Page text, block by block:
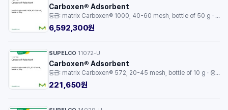
Carboxen® Adsorbent
등급: matrix Carboxen® 1000, 40-60 mesh, bottle of 50 g · 용량: 50G
6,592,300원
SUPELCO 11072-U
Carboxen® Adsorbent
등급: matrix Carboxen® 572, 20-45 mesh, bottle of 10 g · 용량: 10G
221,650원